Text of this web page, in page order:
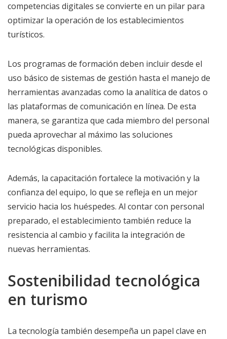
competencias digitales se convierte en un pilar para
optimizar la operación de los establecimientos
turísticos.
Los programas de formación deben incluir desde el
uso básico de sistemas de gestión hasta el manejo de
herramientas avanzadas como la analítica de datos o
las plataformas de comunicación en línea. De esta
manera, se garantiza que cada miembro del personal
pueda aprovechar al máximo las soluciones
tecnológicas disponibles.
Además, la capacitación fortalece la motivación y la
confianza del equipo, lo que se refleja en un mejor
servicio hacia los huéspedes. Al contar con personal
preparado, el establecimiento también reduce la
resistencia al cambio y facilita la integración de
nuevas herramientas.
Sostenibilidad tecnológica
en turismo
La tecnología también desempeña un papel clave en